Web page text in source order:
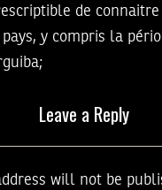
de connaitre
y compris la
Leave a Reply
will not be